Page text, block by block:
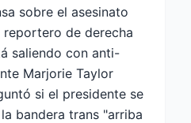
sobre el asesinato
de derecha
saliendo con anti-
Marjorie Taylor
si el presidente se
bandera trans "arriba